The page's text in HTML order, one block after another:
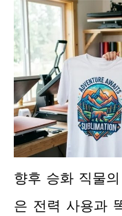
향후 승화 직물
은 전력 사용과